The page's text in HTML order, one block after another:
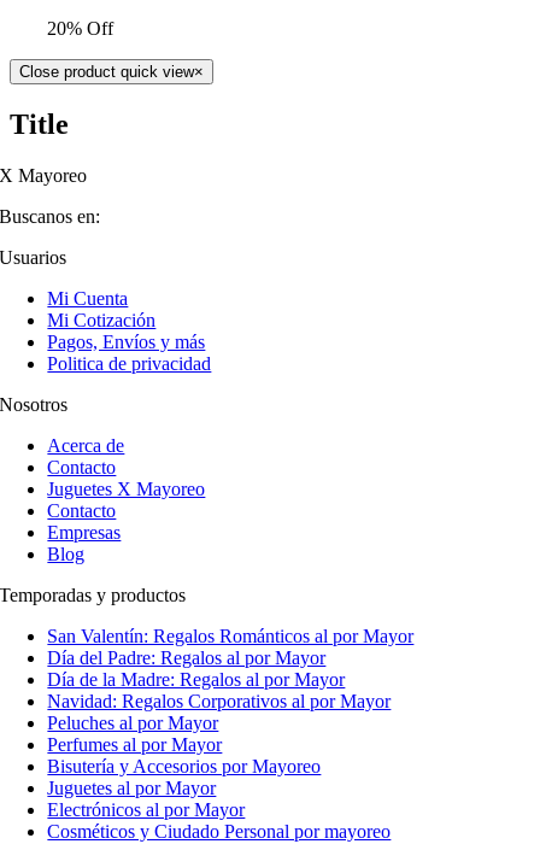
20% Off
Close product quick view×
Title
X Mayoreo
Buscanos en:
Usuarios
Mi Cuenta
Mi Cotización
Pagos, Envíos y más
Politica de privacidad
Nosotros
Acerca de
Contacto
Juguetes X Mayoreo
Contacto
Empresas
Blog
Temporadas y productos
San Valentín: Regalos Románticos al por Mayor
Día del Padre: Regalos al por Mayor
Día de la Madre: Regalos al por Mayor
Navidad: Regalos Corporativos al por Mayor
Peluches al por Mayor
Perfumes al por Mayor
Bisutería y Accesorios por Mayoreo
Juguetes al por Mayor
Electrónicos al por Mayor
Cosméticos y Ciudado Personal por mayoreo